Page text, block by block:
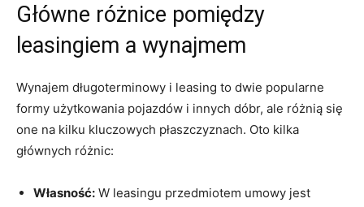
Główne różnice pomiędzy⁣
leasingiem a ‍wynajmem
Wynajem ⁤długoterminowy i leasing ⁢to‌ dwie popularne
formy użytkowania pojazdów i​ innych​ dóbr, ale różnią​ się
one na kilku​ kluczowych płaszczyznach. Oto kilka
głównych różnic:
Własność: W‍ leasingu przedmiotem umowy⁣ jest